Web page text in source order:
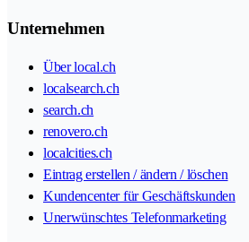
Unternehmen
Über local.ch
localsearch.ch
search.ch
renovero.ch
localcities.ch
Eintrag erstellen / ändern / löschen
Kundencenter für Geschäftskunden
Unerwünschtes Telefonmarketing